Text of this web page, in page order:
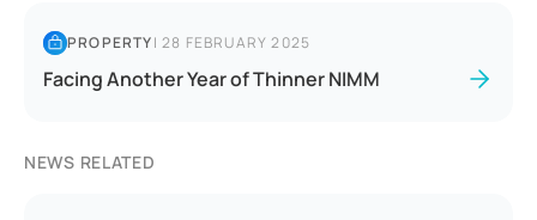
PROPERTY|28 FEBRUARY 2025
Facing Another Year of Thinner NIMM
NEWS RELATED